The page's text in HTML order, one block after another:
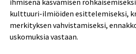
kulttuuri-ilmiöiden esittelemiseksi,
merkityksen vahvistamiseksi,
uskomuksia vastaan.